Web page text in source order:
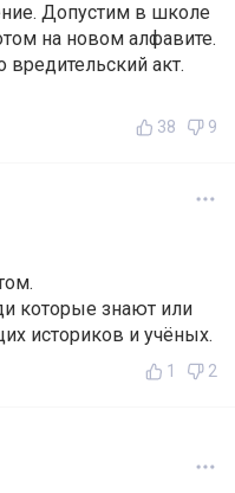
Допустим в школе
на новом алфавите.
акт.
38 9
которые знают или
историков и учёных.
1 2